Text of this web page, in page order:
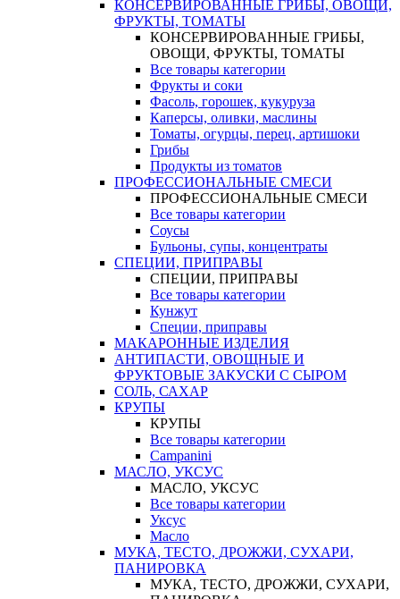
КОНСЕРВИРОВАННЫЕ ГРИБЫ, ОВОЩИ,
ФРУКТЫ, ТОМАТЫ
КОНСЕРВИРОВАННЫЕ ГРИБЫ,
ОВОЩИ, ФРУКТЫ, ТОМАТЫ
Все товары категории
Фрукты и соки
Фасоль, горошек, кукуруза
Каперсы, оливки, маслины
Томаты, огурцы, перец, артишоки
Грибы
Продукты из томатов
ПРОФЕССИОНАЛЬНЫЕ СМЕСИ
ПРОФЕССИОНАЛЬНЫЕ СМЕСИ
Все товары категории
Соусы
Бульоны, супы, концентраты
СПЕЦИИ, ПРИПРАВЫ
СПЕЦИИ, ПРИПРАВЫ
Все товары категории
Кунжут
Специи, приправы
МАКАРОННЫЕ ИЗДЕЛИЯ
АНТИПАСТИ, ОВОЩНЫЕ И
ФРУКТОВЫЕ ЗАКУСКИ С СЫРОМ
СОЛЬ, САХАР
КРУПЫ
КРУПЫ
Все товары категории
Campanini
МАСЛО, УКСУС
МАСЛО, УКСУС
Все товары категории
Уксус
Масло
МУКА, ТЕСТО, ДРОЖЖИ, СУХАРИ,
ПАНИРОВКА
МУКА, ТЕСТО, ДРОЖЖИ, СУХАРИ,